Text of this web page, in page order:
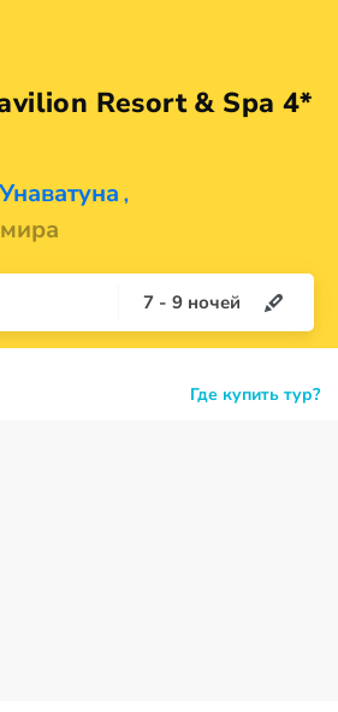
Resort & Spa 4*
Унаватуна ,
7 - 9 ночей
Где купить тур?